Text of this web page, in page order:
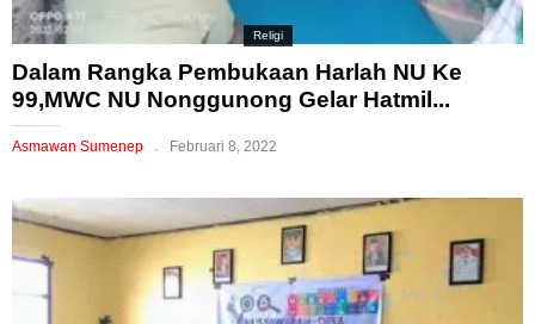
Religi
Dalam Rangka Pembukaan Harlah NU Ke
99,MWC NU Nonggunong Gelar Hatmil...
Asmawan Sumenep Februari 8, 2022